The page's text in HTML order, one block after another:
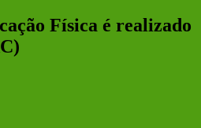
Física é realizado